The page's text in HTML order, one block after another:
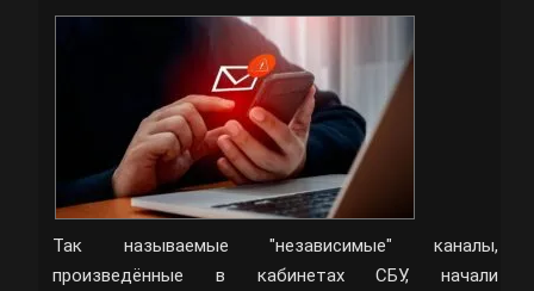
Так называемые "независимые" каналы,
произведённые в кабинетах СБУ, начали